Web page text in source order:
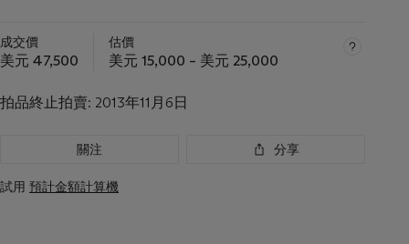
成交價
美元 47,500
估價
美元 15,000 – 美元 25,000
拍品終止拍賣: 2013年11月6日
關注 分享
試用 預計金額計算機